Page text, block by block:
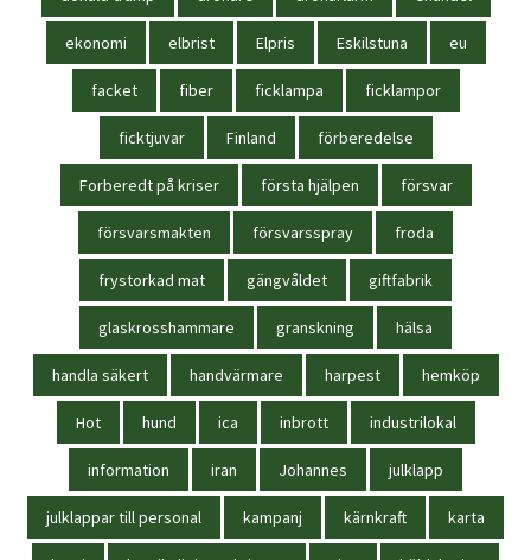
ekonomi elbrist Elpris Eskilstuna eu
facket fiber ficklampa ficklampor
ficktjuvar Finland förberedelse
Forberedt på kriser första hjälpen försvar
försvarsmakten försvarsspray froda
frystorkad mat gängvåldet giftfabrik
glaskrosshammare granskning hälsa
handla säkert handvärmare harpest hemköp
Hot hund ica inbrott industrilokal
information iran Johannes julklapp
julklappar till personal kampanj kärnkraft karta